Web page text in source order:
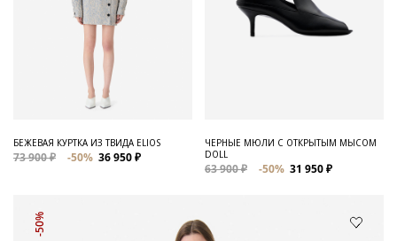
БЕЖЕВАЯ КУРТКА ИЗ ТВИДА ELIOS
73 900 ₽ -50% 36 950 ₽
ЧЕРНЫЕ МЮЛИ С ОТКРЫТЫМ МЫСОМ
DOLL
63 900 ₽ -50% 31 950 ₽
-50%